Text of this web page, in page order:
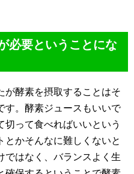
必要ということにな
が酵素を摂取することはそ
す。酵素ジュースもいいで
って食べればいいという
とかそんなに難しくないと
ではなく、バランスよく生